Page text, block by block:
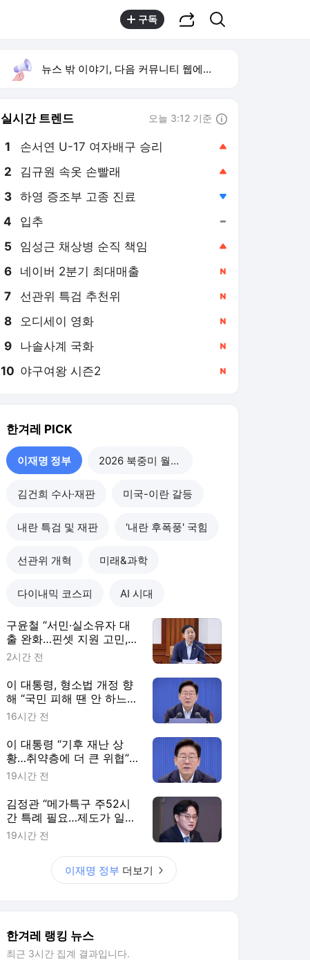
구독
뉴스 밖 이야기, 다음 커뮤니티 웹에서 보기
실시간 트렌드 오늘 3:12 기준
1 손서연 U-17 여자배구 승리
2 김규원 속옷 손빨래
4 입추
5 임성근 채상병 순직 책임
6 네이버 2분기 최대매출
7 선관위 특검 추천위
8 오디세이 영화
9 나솔사계 국화
10 야구여왕 시즌2
한겨레 PICK
이재명 정부 2026 북중미 월드컵
김건희 수사·재판 미국-이란 갈등
내란 특검 및 재판 '내란 후폭풍' 국힘
선관위 개혁 미래&과학
다이내믹 코스피 AI 시대
구윤철 “서민·실소유자 대
출 완화…핀셋 지원 고민,
조만간 대책”
2시간 전
이 대통령, 형소법 개정 향
해 “국민 피해 땐 안 하느니
못 해”
16시간 전
이 대통령 “기후 재난 상
황…취약층에 더 큰 위협”
보호책 강화 지시
19시간 전
김정관 “메가특구 주52시
간 특례 필요…제도가 일할
의지 꺾어선 안 돼”
19시간 전
이재명 정부 더보기
한겨레 랭킹 뉴스
최근 3시간 집계 결과입니다.